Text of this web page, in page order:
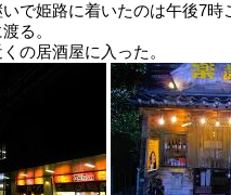
で姫路に着いたのは午後7時
る。
の居酒屋に入った。